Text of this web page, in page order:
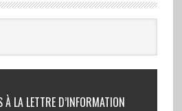
LA LETTRE D’INFORMATION